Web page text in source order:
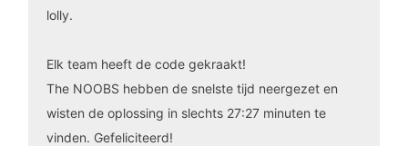
lolly.
Elk team heeft de code gekraakt!
The NOOBS hebben de snelste tijd neergezet en
wisten de oplossing in slechts 27:27 minuten te
vinden. Gefeliciteerd!